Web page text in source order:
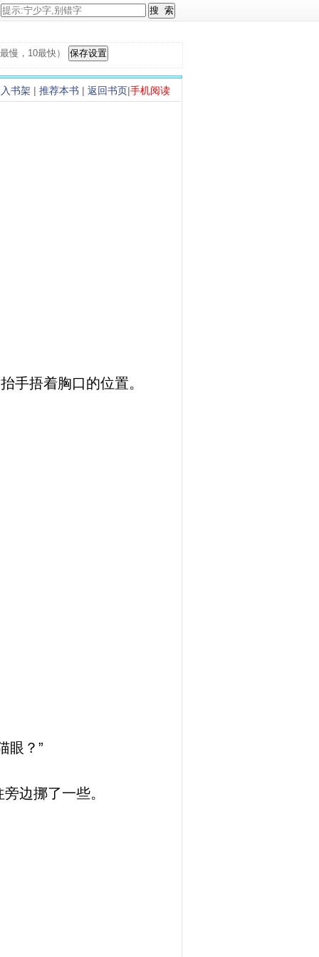
慢，10最快）
书架 | 推荐本书 | 返回书页|手机阅读
手捂着胸口的位置。
眼？”
边挪了一些。